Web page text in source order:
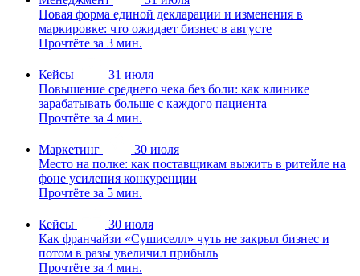
Новая форма единой декларации и изменения в
маркировке: что ожидает бизнес в августе
Прочтёте за 3 мин.
Кейсы
31 июля
Повышение среднего чека без боли: как клинике
зарабатывать больше с каждого пациента
Прочтёте за 4 мин.
Маркетинг
30 июля
Место на полке: как поставщикам выжить в ритейле на
фоне усиления конкуренции
Прочтёте за 5 мин.
Кейсы
30 июля
Как франчайзи «Сушиселл» чуть не закрыл бизнес и
потом в разы увеличил прибыль
Прочтёте за 4 мин.